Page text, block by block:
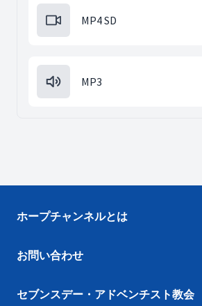
MP4 SD
MP3
ホープチャンネルとは
お問い合わせ
セブンスデー・アドベンチスト教会